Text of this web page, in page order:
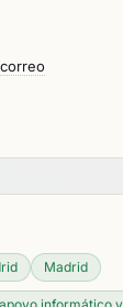
Madrid